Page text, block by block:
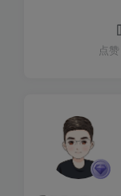
点赞